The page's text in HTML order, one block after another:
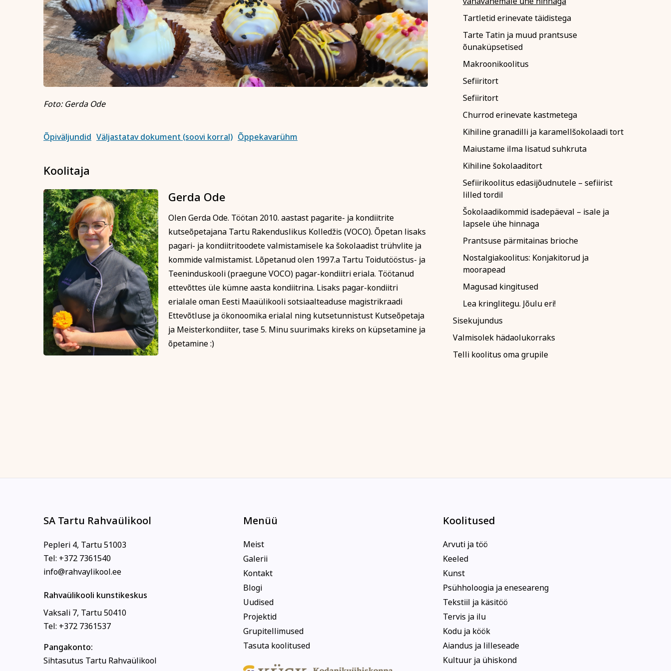
Foto: Gerda Ode
Õpiväljundid Väljastatav dokument (soovi korral) Õppekavarühm
Koolitaja
Gerda Ode
Olen Gerda Ode. Töötan 2010. aastast pagarite- ja kondiitrite
kutseõpetajana Tartu Rakenduslikus Kolledžis (VOCO). Õpetan lisaks
pagari- ja kondiitritoodete valmistamisele ka šokolaadist trühvlite ja
kommide valmistamist. Lõpetanud olen 1997.a Tartu Toidutööstus- ja
Teeninduskooli (praegune VOCO) pagar-kondiitri eriala. Töötanud
ettevõttes üle kümne aasta kondiitrina. Lisaks pagar-kondiitri
erialale oman Eesti Maaülikooli sotsiaalteaduse magistrikraadi
Ettevõtluse ja ökonoomika erialal ning kutsetunnistust Kutseõpetaja
ja Meisterkondiiter, tase 5. Minu suurimaks kireks on küpsetamine ja
õpetamine :)
Tartletid erinevate täidistega
Tarte Tatin ja muud prantsuse
õunaküpsetised
Makroonikoolitus
Sefiiritort
Sefiiritort
Churrod erinevate kastmetega
Kihiline granadilli ja karamellšokolaadi tort
Maiustame ilma lisatud suhkruta
Kihiline šokolaaditort
Sefiirikoolitus edasijõudnutele – sefiirist
lilled tordil
Šokolaadikommid isadepäeval – isale ja
lapsele ühe hinnaga
Prantsuse pärmitainas brioche
Nostalgiakoolitus: Konjakitorud ja
moorapead
Magusad kingitused
Lea kringlitegu. Jõulu eri!
Sisekujundus
Valmisolek hädaolukorraks
Telli koolitus oma grupile
Tutvu õppetöö korraldusega lähemalt siin
Tutvu privaatsuspoliitikaga siin
Märkused / kinkekaardi nr
Kinnitan, et olen tutvunud ja nõustun õppetöö korraldusega, privaatsuspoliitikaga ja nõustun
SA Tartu Rahvaülikool
Pepleri 4, Tartu 51003
Tel: +372 7361540
info@rahvaylikool.ee
Rahvaülikooli kunstikeskus
Vaksali 7, Tartu 50410
Tel: +372 7361537
Pangakonto:
Sihtasutus Tartu Rahvaülikool
Menüü
Meist
Galerii
Kontakt
Blogi
Uudised
Projektid
Grupitellimused
Tasuta koolitused
Koolitused
Arvuti ja töö
Keeled
Kunst
Psühholoogia ja eneseareng
Tekstiil ja käsitöö
Tervis ja ilu
Kodu ja köök
Aiandus ja lilleseade
Kultuur ja ühiskond